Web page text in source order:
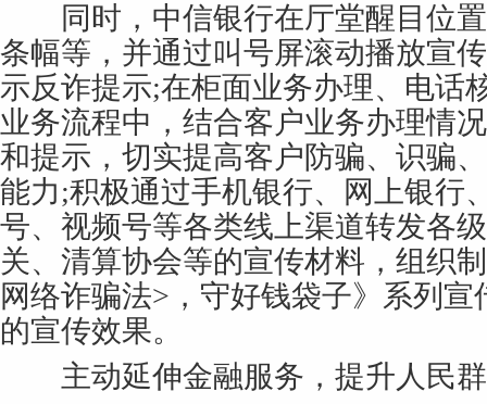
同时，中信银行在厅堂醒目位置
条幅等，并通过叫号屏滚动播放宣
示反诈提示;在柜面业务办理、电话
业务流程中，结合客户业务办理情
和提示，切实提高客户防骗、识骗
能力;积极通过手机银行、网上银行
号、视频号等各类线上渠道转发各
关、清算协会等的宣传材料，组织
网络诈骗法>，守好钱袋子》系列
的宣传效果。
主动延伸金融服务，提升人民群